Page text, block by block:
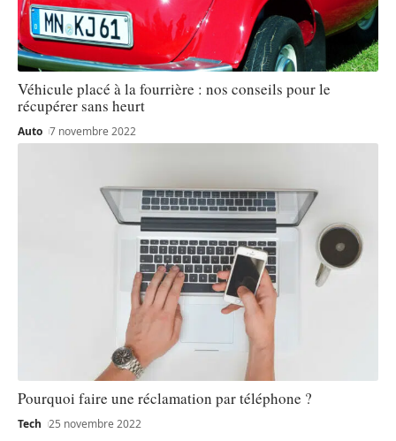
Véhicule placé à la fourrière : nos conseils pour le
récupérer sans heurt
Auto 7 novembre 2022
Pourquoi faire une réclamation par téléphone ?
Tech 25 novembre 2022